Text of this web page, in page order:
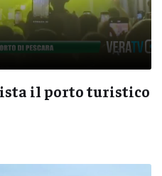
il porto turistico